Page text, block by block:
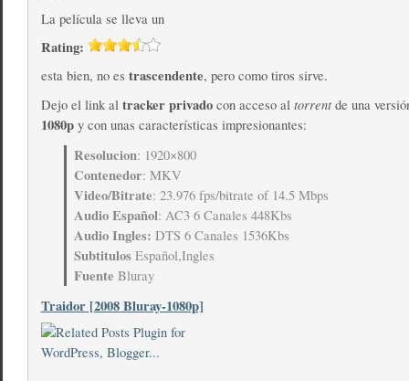
La película se lleva un
Rating:
esta bien, no es trascendente, pero como tiros sirve.
Dejo el link al tracker privadocon acceso al torrent de una
1080py con unas características impresionantes:
Resolucion: 1920×800
Contenedor: MKV
Video/Bitrate: 23.976 fps/bitrate of 14.5 Mbps
Audio Español: AC3 6 Canales 448Kbs
Audio Ingles: DTS 6 Canales 1536Kbs
Subtitulos Español,Ingles
Fuente Bluray
Traidor [2008 Bluray-1080p]